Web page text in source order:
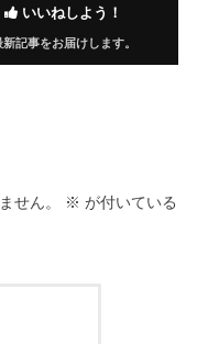
いいねしよう！
新記事をお届けします。
せん。 ※ が付いている